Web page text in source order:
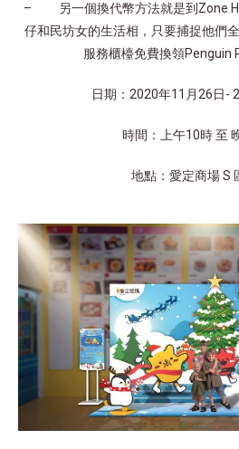
– 另一個換代幣方法就是到Zone H,
仔和民坊女的生活相，只要捕捉他們
服務櫃檯免費換領Penguin
日期：2020年11月26日-
時間：上午10時 至
地點：愛定商場 S